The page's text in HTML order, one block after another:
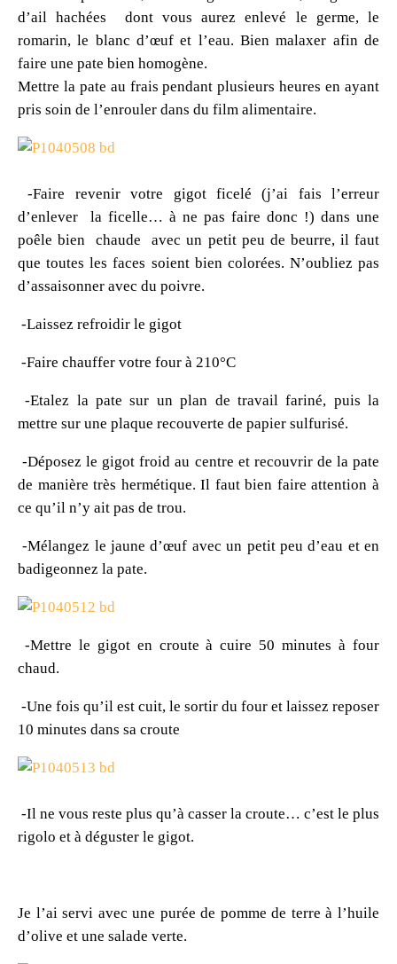
d’ail hachées dont vous aurez enlevé le germe, le
romarin, le blanc d’œuf et l’eau. Bien malaxer afin de
faire une pate bien homogène.
Mettre la pate au frais pendant plusieurs heures en ayant
pris soin de l’enrouler dans du film alimentaire.
-Faire revenir votre gigot ficelé (j’ai fais l’erreur
d’enlever la ficelle… à ne pas faire donc !) dans une
poêle bien chaude avec un petit peu de beurre, il faut
que toutes les faces soient bien colorées. N’oubliez pas
d’assaisonner avec du poivre.
-Laissez refroidir le gigot
-Faire chauffer votre four à 210°C
-Etalez la pate sur un plan de travail fariné, puis la
mettre sur une plaque recouverte de papier sulfurisé.
-Déposez le gigot froid au centre et recouvrir de la pate
de manière très hermétique. Il faut bien faire attention à
ce qu’il n’y ait pas de trou.
-Mélangez le jaune d’œuf avec un petit peu d’eau et en
badigeonnez la pate.
-Mettre le gigot en croute à cuire 50 minutes à four
chaud.
-Une fois qu’il est cuit, le sortir du four et laissez reposer
10 minutes dans sa croute
-Il ne vous reste plus qu’à casser la croute… c’est le plus
rigolo et à déguster le gigot.
Je l’ai servi avec une purée de pomme de terre à l’huile
d’olive et une salade verte.